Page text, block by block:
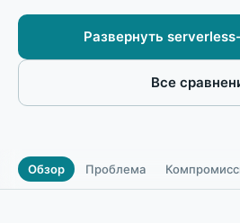
Развернуть
Все
Обзор Проблема